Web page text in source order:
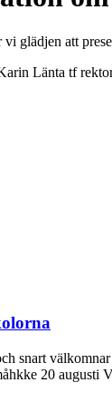
glädjen att
Länta tf
snart
20 augusti